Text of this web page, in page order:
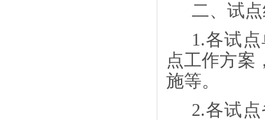
二、试
1.各试
点工作方案
施等。
2.各试